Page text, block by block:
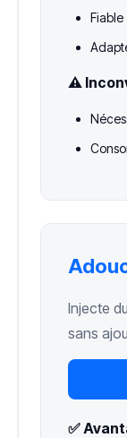
Fiable
⚠️
Injecte
sans
✅